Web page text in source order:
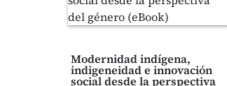
Modernidad indígena,
indigeneidad e innovación
social desde la perspectiva